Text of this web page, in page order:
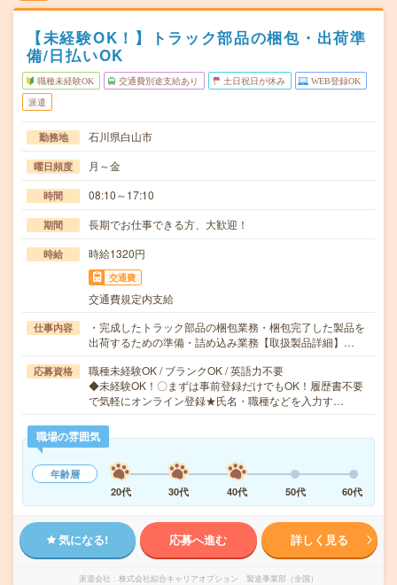
【未経験OK！】トラック部品の梱包・出荷準
備/日払いOK
職種未経験OK 交通費別途支給あり 土日祝日が休み WEB登録OK
派遣
勤務地 石川県白山市
曜日頻度 月～金
時間 08:10～17:10
期間 長期でお仕事できる方、大歓迎！
時給 時給1320円
交通費
交通費規定内支給
仕事内容
・完成したトラック部品の梱包業務・梱包完了した製品を
出荷するための準備・詰め込み業務【取扱製品詳細】…
応募資格
職種未経験OK / ブランクOK / 英語力不要
◆未経験OK！〇まずは事前登録だけでもOK！履歴書不要
で気軽にオンライン登録★氏名・職種などを入力す…
職場の雰囲気
年齢層
20代
30代 40代 50代 60代
気になる! 応募へ進む 詳しく見る
派遣会社 株式会社綜合キャリアオプション 製造事業部（全国）